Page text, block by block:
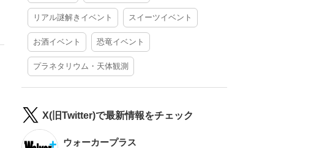
リアル謎解きイベント スイーツイベント
お酒イベント 恐竜イベント
プラネタリウム・天体観測
X(旧Twitter)で最新情報をチェック
ウォーカープラス